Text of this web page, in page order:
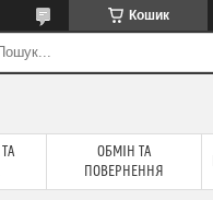
Кошик
ОБМІН ТА
ПОВЕРНЕННЯ